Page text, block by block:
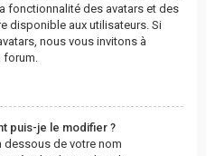
fonctionnalité des avatars et des
disponible aux utilisateurs. Si
nous vous invitons à
puis-je le modifier ?
dessous de votre nom